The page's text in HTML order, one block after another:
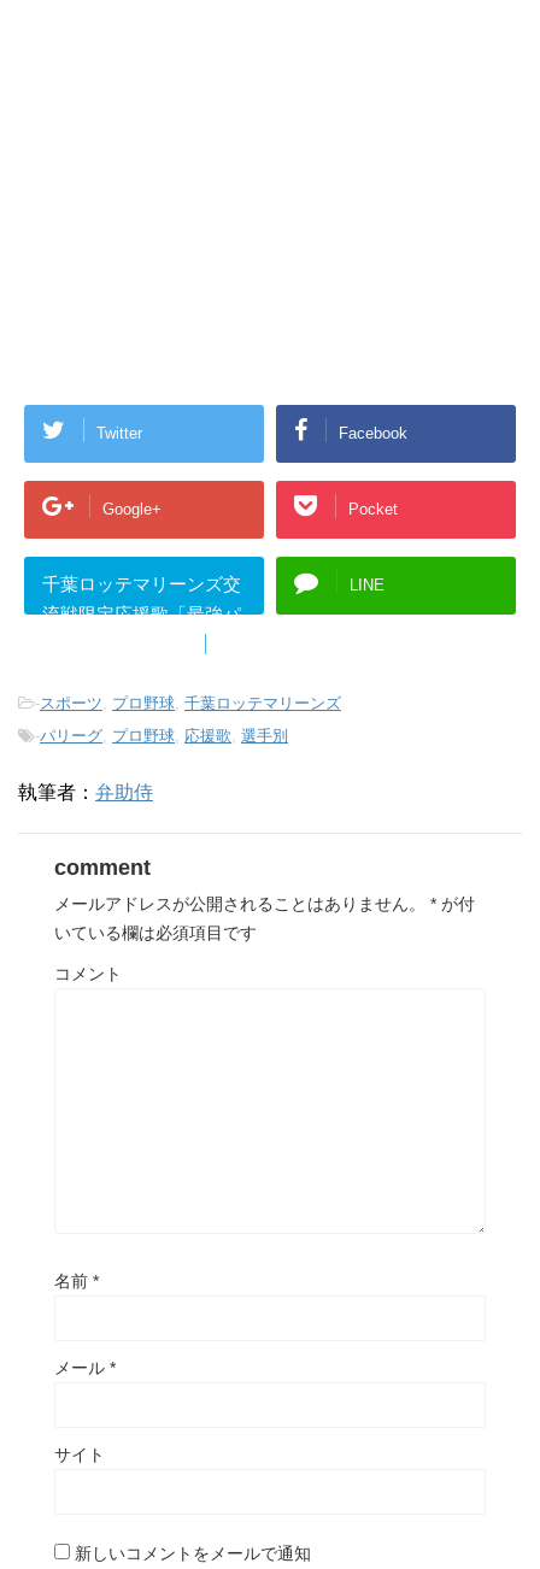
Twitter Facebook
Google+ Pocket
千葉ロッテマリーンズ交
流戦限定応援歌「最強パ
LINE
-スポーツ プロ野球 千葉ロッテマリーンズ
-パリーグ プロ野球 応援歌 選手別
執筆者： 弁助侍
comment
メールアドレスが公開されることはありません。 * が付
いている欄は必須項目です
コメント
名前 *
メール *
サイト
新しいコメントをメールで通知